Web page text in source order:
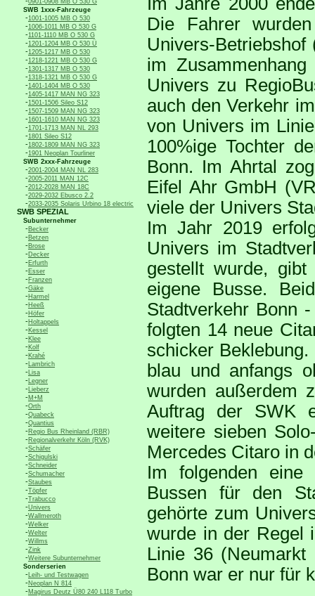
0901-0908 MB O 530 G
SWB 1xxx-Fahrzeuge
-1001-1005 MB O 530
-1006-1011 MB O 530 G
-1101-1110 MB O 530 G
-1201-1204 MB O 530 Ü
-1205-1217 MB O 530
-1218-1221 MB O 530 G
-1301-1317 MB O 530
-1318-1321 MB O 530 G
-1401-1404 MB O 530
-1405-1417 MAN NG 323
-1501-1506 Sileo S12
-1507-1509 MAN NG 323
-1601-1610 MAN NG 323
-1701-1713 MAN NL 293
-1801 Sileo S12
-1802-1809 MAN NG 323
-1901 Neoplan Tourliner
SWB 2xxx-Fahrzeuge
-2001-2004 MAN NL 283
-2005-2011 MAN 12C
-2012-2028 MAN 18C
-2029-2032 Ebusco 2.2
-2033-2035 Solaris Urbino 18 electric
SWB SPEZIAL
Subunternehmer
-Becker
-Betzen
-Brose
-Decker
-Erfurth
-Esser
-Franzen
-Gäke
-Harmel
-Heeß
-Höfer
-Holtappels
-Kessel
-Klee
-Kolf
-Krahé
-Lambrich
-Lisa
-Legner
-Lieberz
-M+M
-Orth
-Quabeck
-Quantius
-Regio Bus Rheinland (RBR)
-Regionalverkehr Köln (RVK)
-Schäfer
-Schigulski
-Schneider
-Schumacher
-Staubes
-Töpfer
-Trabucco
-Univers
-Wallmeroth
-Welker
-Welter
-Willms
-Zink
-Weitere Subunternehmer
Sonderserien
-Leih- und Testwagen
-Neoplan N 814
-Magirus Deutz Ü80 240 L118 Turbo
Die Fahrer
Univers-
im
Univers zu
auch den Verkehr
von Univers im
100%ige Tochter
Bonn. Im Ahrtal
Eifel Ahr GmbH
viele der Univers
Im Jahr 2019
Univers im
gestellt wurde,
eigene Busse.
Stadtverkehr Bonn
folgten 14 neue
schicker
blau und anfangs
wurden außerdem
Auftrag der SWK
weitere sieben
Mercedes Citaro in
Im folgenden eine
Bussen für den
gehörte zum
wurde in der Regel
Linie 36
Bonn war er nur für